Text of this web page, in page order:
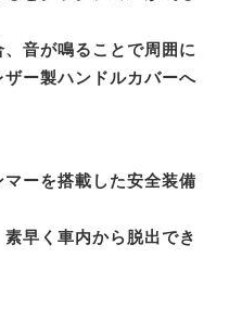
音が鳴ることで周囲に
ー製ハンドルカバーへ
ーを搭載した安全装備
早く車内から脱出でき